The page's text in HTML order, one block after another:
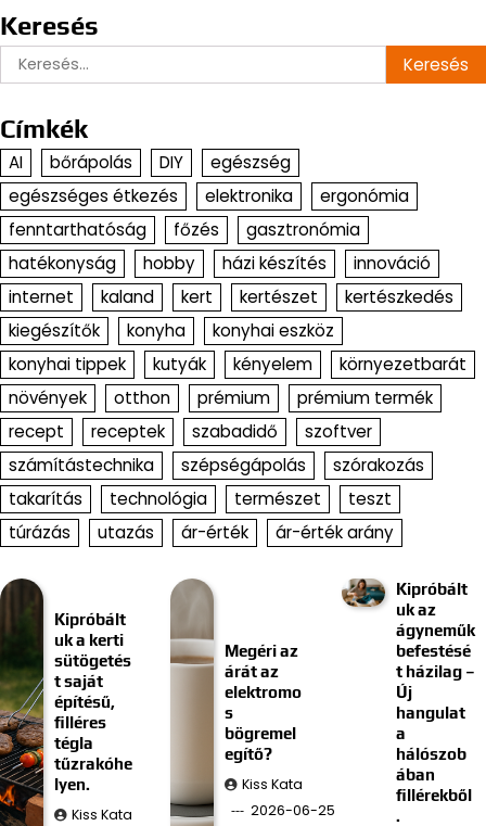
Keresés
Keresés:
Címkék
AI bőrápolás DIY
egészség
egészséges étkezés
elektronika
ergonómia
fenntarthatóság
főzés
gasztronómia
hatékonyság
hobby házi készítés
innováció
internet
kaland kert kertészet
kertészkedés
kiegészítők
konyha
konyhai eszköz
konyhai tippek
kutyák kényelem
környezetbarát
növények
otthon prémium
prémium termék
recept
receptek szabadidő
szoftver
számítástechnika
szépségápolás
szórakozás
takarítás
technológia természet
teszt
túrázás
utazás ár-érték ár-érték arány
Kipróbált
uk a kerti
sütögetés
t saját
építésű,
filléres
tégla
tűzrakóhe
lyen.
Kiss Kata
Megéri az
árát az
elektromo
s
bögremel
egítő?
Kiss Kata
2026-06-25
Kipróbált
uk az
ágyneműk
befestésé
t házilag –
Új
hangulat
a
hálószob
ában
fillérekből
.